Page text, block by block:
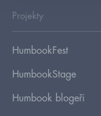
Projekty
HumbookFest
HumbookStage
Humbook blogeři